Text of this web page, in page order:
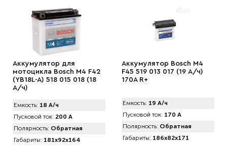
Аккумулятор для
мотоцикла Bosch M4 F42
(YB18L-A) 518 015 018 (18
А/ч)
Емкость: 18 А/ч
Пусковой ток: 200 А
Полярность: Обратная
Габариты: 181x92x164
Аккумулятор Bosch M4
F45 519 013 017 (19 А/ч)
170A R+
Емкость: 19 А/ч
Пусковой ток: 170 А
Полярность: Обратная
Габариты: 186x82x171